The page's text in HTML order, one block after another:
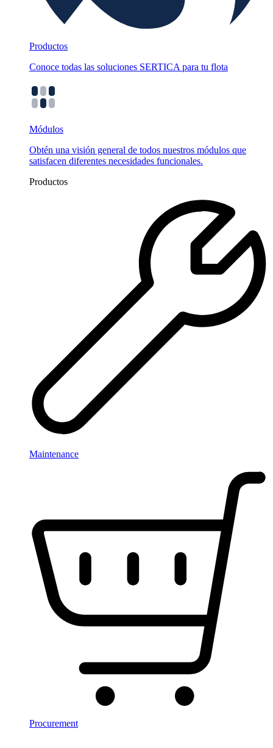
Productos
Conoce todas las soluciones SERTICA para tu flota
Módulos
Obtén una visión general de todos nuestros módulos que
satisfacen diferentes necesidades funcionales.
Productos
Maintenance
Procurement